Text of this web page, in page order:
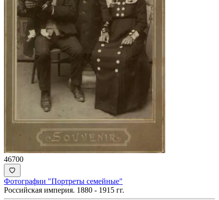
46700
Фотографии "Портреты семейные"
Российская империя. 1880 - 1915 гг.